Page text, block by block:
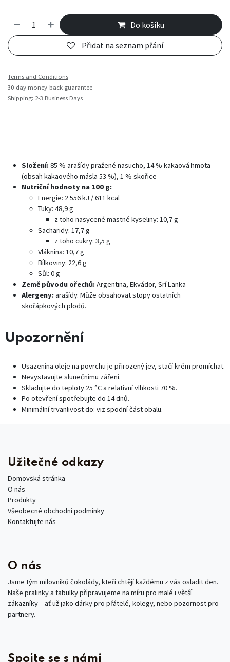
Do košíku
Přidat na seznam přání
Terms and Conditions
30-day money-back guarantee
Shipping: 2-3 Business Days
Složení:85 % arašídy pražené nasucho, 14 % kakaová hmota
(obsah kakaového másla 53 %), 1 % skořice
Nutriční hodnoty na 100 g:
Energie: 2 556 kJ / 611 kcal
Tuky: 48,9 g
z toho nasycené mastné kyseliny: 10,7 g
Sacharidy: 17,7 g
z toho cukry: 3,5 g
Vláknina: 10,7 g
Bílkoviny: 22,6 g
Sůl: 0 g
Země původu ořechů:Argentina, Ekvádor, Srí Lanka
Alergeny:arašídy. Může obsahovat stopy ostatních
skořápkových plodů.
Upozornění
Usazenina oleje na povrchu je přirozený jev, stačí krém promíchat.
Nevystavujte slunečnímu záření.
Skladujte do teploty 25 °C a relativní vlhkosti 70 %.
Po otevření spotřebujte do 14 dnů.
Minimální trvanlivost do: viz spodní část obalu.
Užitečné odkazy
Domovská stránka
O nás
Produkty
Všeobecné obchodní podmínky
Kontaktujte nás
O nás
Jsme tým milovníků čokolády, kteří chtějí každému z vás osladit den.
Naše pralinky a tabulky připravujeme na míru pro malé i větší
zákazníky – ať už jako dárky pro přátelé, kolegy, nebo pozornost pro
partnery.
Spojte se s námi